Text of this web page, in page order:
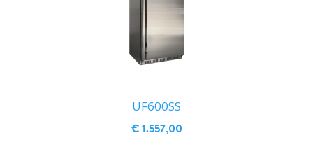
UF600SS
€ 1.557,00